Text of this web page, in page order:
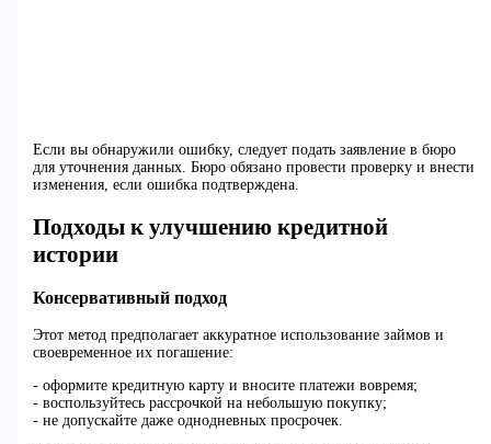
Если вы обнаружили ошибку, следует подать заявление в бюро
для уточнения данных. Бюро обязано провести проверку и внести
изменения, если ошибка подтверждена.
Подходы к улучшению кредитной
истории
Консервативный подход
Этот метод предполагает аккуратное использование займов и
своевременное их погашение:
- оформите кредитную карту и вносите платежи вовремя;
- воспользуйтесь рассрочкой на небольшую покупку;
- не допускайте даже однодневных просрочек.